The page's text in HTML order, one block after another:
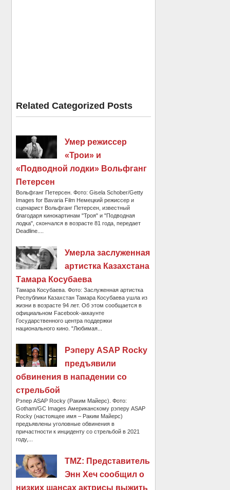
Related Categorized Posts
Умер режиссер
«Трои» и
«Подводной лодки» Вольфганг
Петерсен
Вольфганг Петерсен. Фото: Gisela Schober/Getty
Images for Bavaria Film Немецкий режиссер и
сценарист Вольфганг Петерсен, известный
благодаря кинокартинам "Троя" и "Подводная
лодка", скончался в возрасте 81 года, передает
Deadline....
Умерла заслуженная
артистка Казахстана
Тамара Косубаева
Тамара Косубаева. Фото: Заслуженная артистка
Республики Казахстан Тамара Косубаева ушла из
жизни в возрасте 94 лет. Об этом сообщается в
официальном Facebook-аккаунте
Государственного центра поддержки
национального кино. "Любимая...
Рэперу ASAP Rocky
предъявили
обвинения в нападении со
стрельбой
Рэпер ASAP Rocky (Раким Майерс). Фото:
Gotham/GC Images Американскому рэперу ASAP
Rocky (настоящее имя – Раким Майерс)
предъявлены уголовные обвинения в
причастности к инциденту со стрельбой в 2021
году,...
TMZ: Представитель
Энн Хеч сообщил о
низких шансах актрисы выжить